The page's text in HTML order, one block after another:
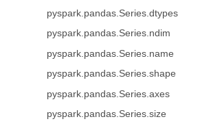
pyspark.pandas.Series.dtypes
pyspark.pandas.Series.ndim
pyspark.pandas.Series.name
pyspark.pandas.Series.shape
pyspark.pandas.Series.axes
pyspark.pandas.Series.size